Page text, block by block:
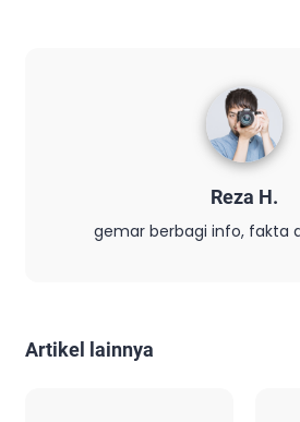
Reza H.
gemar berbagi info, fakta
Artikel lainnya